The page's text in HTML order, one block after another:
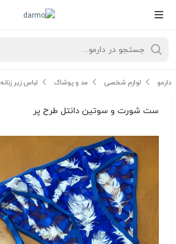
دارمو لوازم شخصی مد و پوشاک لباس زیر زنانه
ست شورت و سوتین دانتل طرح پر